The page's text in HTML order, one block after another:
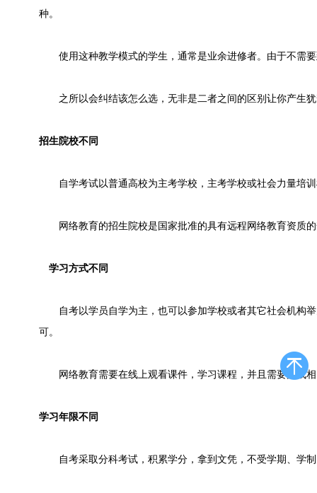
种。
使用这种教学模式的学生，通常是业余进修者。由于不需要
之所以会纠结该怎么选，无非是二者之间的区别让你产生
招生院校不同
自学考试以普通高校为主考学校，主考学校或社会力量培训
网络教育的招生院校是国家批准的具有远程网络教育资质的
学习方式不同
自考以学员自学为主，也可以参加学校或者其它社会机构举
可。
网络教育需要在线上观看课件，学习课程，并且需要完成相
学习年限不同
自考采取分科考试，积累学分，拿到文凭，不受学期、学制